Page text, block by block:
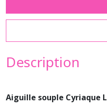
Description
Aiguille souple Cyriaque L